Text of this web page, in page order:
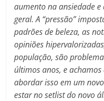
aumento na ansiedade
geral. A “pressão”
padrões de beleza, as
opiniões
população, são
últimos anos, e
abordar isso em um
estar no setlist do novo